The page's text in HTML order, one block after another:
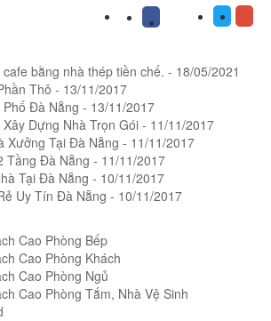
bằng nhà thép tiền chế. - 18/05/2021
Thô - 13/11/2017
Đà Nẵng - 13/11/2017
Dựng Nhà Trọn Gói- 11/11/2017
Xưởng Tại Đà Nẵng - 11/11/2017
Tầng Đà Nẵng - 11/11/2017
Tại Đà Nẵng - 10/11/2017
Uy Tín Đà Nẵng - 10/11/2017
Cao Phòng Bếp
Cao Phòng Khách
Cao Phòng Ngủ
Cao Phòng Tắm, Nhà Vệ Sinh